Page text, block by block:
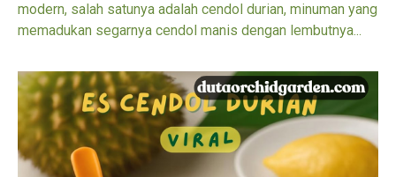
modern, salah satunya adalah cendol durian, minuman yang
memadukan segarnya cendol manis dengan lembutnya...